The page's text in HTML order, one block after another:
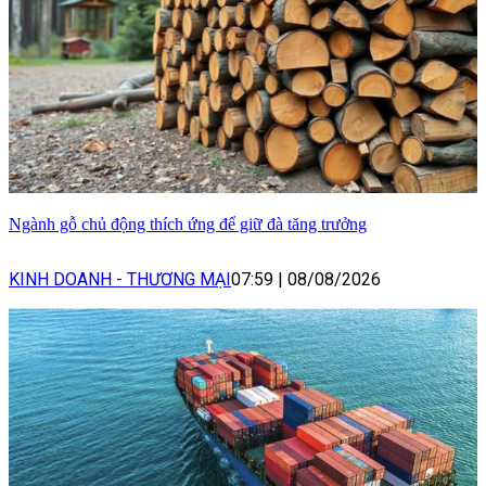
Ngành gỗ chủ động thích ứng để giữ đà tăng trưởng
KINH DOANH - THƯƠNG MẠI07:59 | 08/08/2026